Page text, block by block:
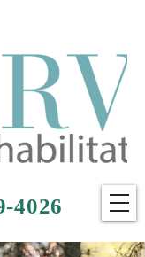
4026